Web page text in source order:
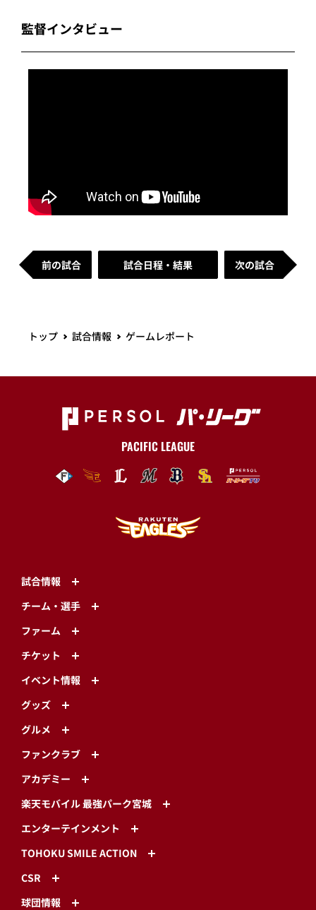
監督インタビュー
前の試合 試合日程・結果 次の試合
トップ 試合情報 ゲームレポート
PACIFIC LEAGUE
試合情報
チーム・選手
ファーム
チケット
イベント情報
グッズ
グルメ
ファンクラブ
アカデミー
楽天モバイル 最強パーク宮城
エンターテインメント
TOHOKU SMILE ACTION
CSR
球団情報